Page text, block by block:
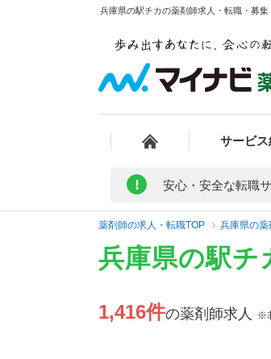
兵庫県の駅チカの薬剤師求人・転職・募
サービ
! 安心・安全な転職
薬剤師の求人・転職TOP 兵庫県の薬
兵庫県の駅チ
1,416件の薬剤師求人 ※